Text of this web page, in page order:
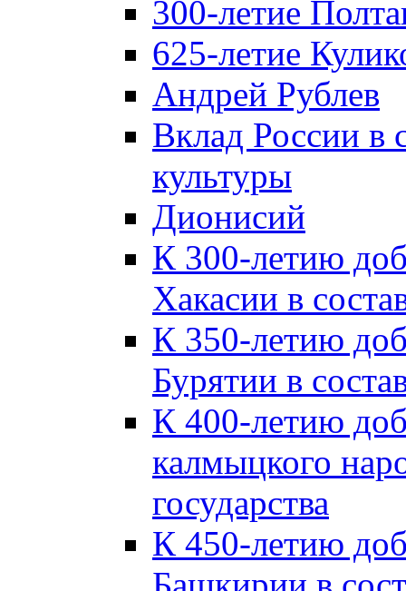
300-летие
625-летие
Андрей Рублев
Вклад России в
культуры
Дионисий
К 300-летию
Хакасии в
К 350-летию
Бурятии в
К 400-летию
калмыцкого
государства
К 450-летию